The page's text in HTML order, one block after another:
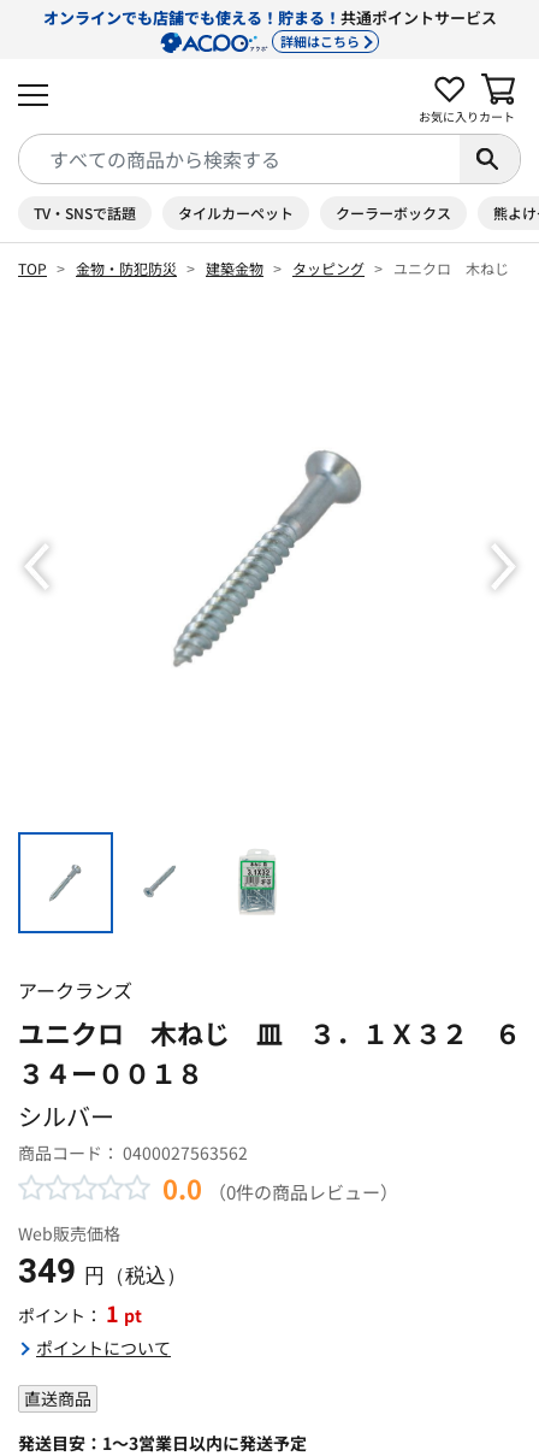
オンラインでも店舗でも使える！貯まる！ 共通ポイントサービス
詳細はこちら
お気に入り カート
TV・SNSで話題 タイルカーペット クーラーボックス 熊よ
TOP 金物・防犯防災 建築金物 タッピング ユニクロ 木ねじ
アークランズ
ユニクロ 木ねじ 皿 ３．１Ｘ３２ ６
３４ー００１８
シルバー
商品コード： 0400027563562
0.0 （0件の商品レビュー）
Web販売価格
349 円（税込）
ポイント： 1 pt
ポイントについて
直送商品
発送目安：1～3営業日以内に発送予定